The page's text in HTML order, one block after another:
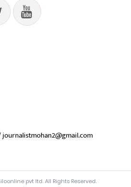
pvt ltd. All Rights Reserved.